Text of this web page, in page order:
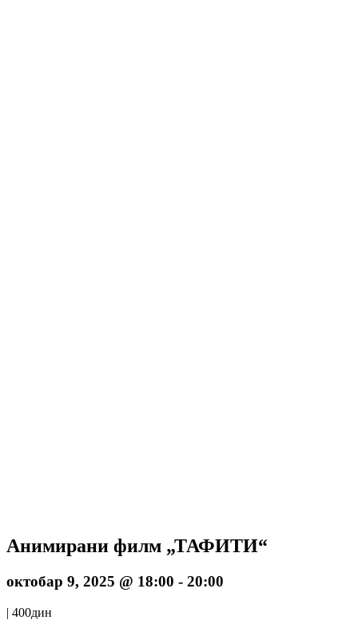
Анимирани филм „ТАФИТИ“
октобар 9, 2025 @ 18:00 - 20:00
| 400дин